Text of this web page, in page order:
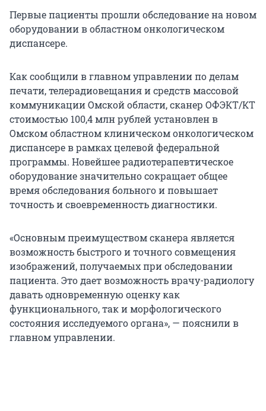
Первые пациенты прошли обследование на новом
оборудовании в областном онкологическом
диспансере.
Как сообщили в главном управлении по делам
печати, телерадиовещания и средств массовой
коммуникации Омской области, сканер ОФЭКТ/КТ
стоимостью 100,4 млн рублей установлен в
Омском областном клиническом онкологическом
диспансере в рамках целевой федеральной
программы. Новейшее радиотерапевтическое
оборудование значительно сокращает общее
время обследования больного и повышает
точность и своевременность диагностики.
«Основным преимуществом сканера является
возможность быстрого и точного совмещения
изображений, получаемых при обследовании
пациента. Это дает возможность врачу-радиологу
давать одновременную оценку как
функционального, так и морфологического
состояния исследуемого органа», — пояснили в
главном управлении.